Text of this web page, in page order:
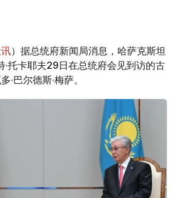
）据总统府新闻局消息，哈萨克斯坦
·托卡耶夫29日在总统府会见到访的古
·巴尔德斯·梅萨。